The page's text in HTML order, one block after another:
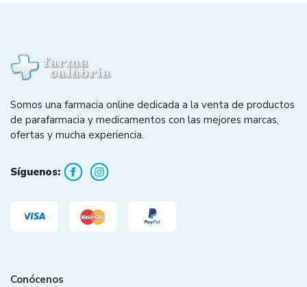
Somos una farmacia online dedicada a la venta de productos
de parafarmacia y medicamentos con las mejores marcas,
ofertas y mucha experiencia.
Síguenos:
Conócenos